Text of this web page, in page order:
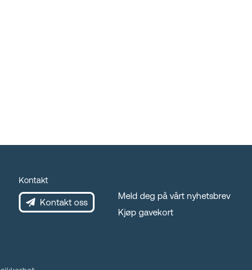
Kontakt
Kontakt oss
Meld deg på vårt nyhetsbrev
Kjøp gavekort